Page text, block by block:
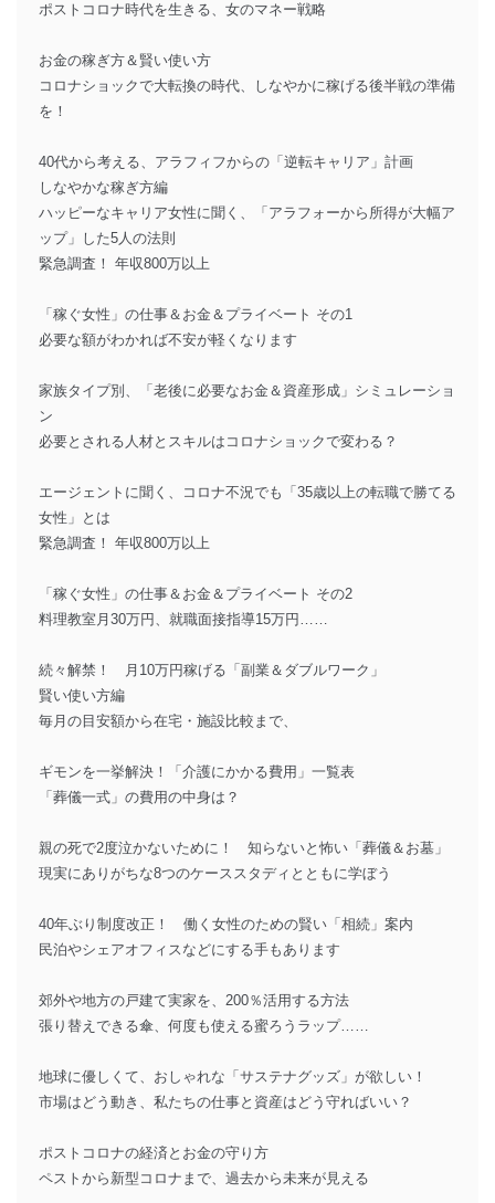
ポストコロナ時代を生きる、女のマネー戦略
お金の稼ぎ方＆賢い使い方
コロナショックで大転換の時代、しなやかに稼げる後半戦の準備
を！
40代から考える、アラフィフからの「逆転キャリア」計画
しなやかな稼ぎ方編
ハッピーなキャリア女性に聞く、「アラフォーから所得が大幅ア
ップ」した5人の法則
緊急調査！ 年収800万以上
「稼ぐ女性」の仕事＆お金＆プライベート その1
必要な額がわかれば不安が軽くなります
家族タイプ別、「老後に必要なお金＆資産形成」シミュレーショ
ン
必要とされる人材とスキルはコロナショックで変わる？
エージェントに聞く、コロナ不況でも「35歳以上の転職で勝てる
女性」とは
緊急調査！ 年収800万以上
「稼ぐ女性」の仕事＆お金＆プライベート その2
料理教室月30万円、就職面接指導15万円……
続々解禁！ 月10万円稼げる「副業＆ダブルワーク」
賢い使い方編
毎月の目安額から在宅・施設比較まで、
ギモンを一挙解決！「介護にかかる費用」一覧表
「葬儀一式」の費用の中身は？
親の死で2度泣かないために！ 知らないと怖い「葬儀＆お墓」
現実にありがちな8つのケーススタディとともに学ぼう
40年ぶり制度改正！ 働く女性のための賢い「相続」案内
民泊やシェアオフィスなどにする手もあります
郊外や地方の戸建て実家を、200％活用する方法
張り替えできる傘、何度も使える蜜ろうラップ……
地球に優しくて、おしゃれな「サステナグッズ」が欲しい！
市場はどう動き、私たちの仕事と資産はどう守ればいい？
ポストコロナの経済とお金の守り方
ペストから新型コロナまで、過去から未来が見える